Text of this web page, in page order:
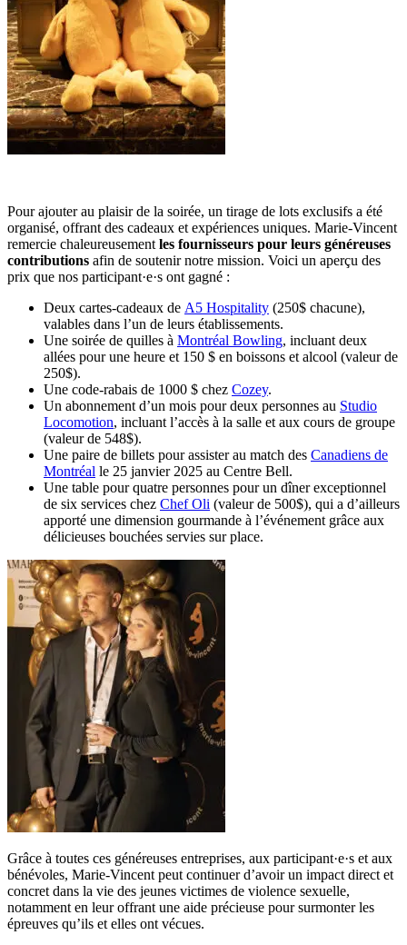
Pour ajouter au plaisir de la soirée, un tirage de lots exclusifs a été
organisé, offrant des cadeaux et expériences uniques. Marie-Vincent
remercie chaleureusement les fournisseurs pour leurs généreuses
contributions afin de soutenir notre mission. Voici un aperçu des
prix que nos participant·e·s ont gagné :
Deux cartes-cadeaux de A5 Hospitality (250$ chacune),
valables dans l’un de leurs établissements.
Une soirée de quilles à Montréal Bowling, incluant deux
allées pour une heure et 150 $ en boissons et alcool (valeur de
250$).
Une code-rabais de 1000 $ chez Cozey.
Un abonnement d’un mois pour deux personnes au Studio
Locomotion, incluant l’accès à la salle et aux cours de groupe
(valeur de 548$).
Une paire de billets pour assister au match des Canadiens de
Montréal le 25 janvier 2025 au Centre Bell.
Une table pour quatre personnes pour un dîner exceptionnel
de six services chez Chef Oli (valeur de 500$), qui a d’ailleurs
apporté une dimension gourmande à l’événement grâce aux
délicieuses bouchées servies sur place.
Grâce à toutes ces généreuses entreprises, aux participant·e·s et aux
bénévoles, Marie-Vincent peut continuer d’avoir un impact direct et
concret dans la vie des jeunes victimes de violence sexuelle,
notamment en leur offrant une aide précieuse pour surmonter les
épreuves qu’ils et elles ont vécues.